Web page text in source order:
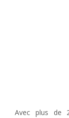
Avec plus de